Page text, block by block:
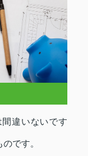
違いないです
です。